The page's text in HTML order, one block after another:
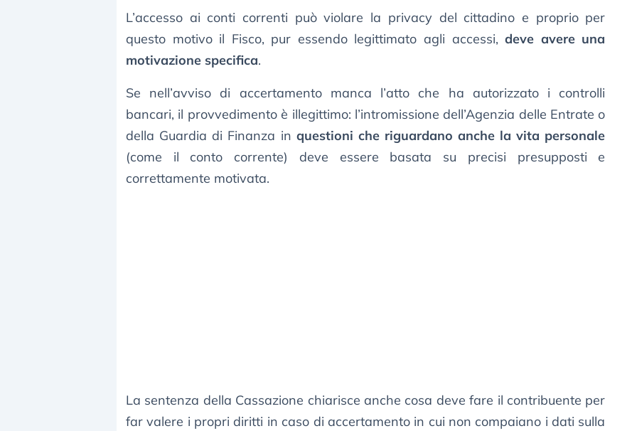
L’accesso ai conti correnti può violare la privacy del cittadino e proprio per
questo motivo il Fisco, pur essendo legittimato agli accessi,deve avere una
motivazione specifica.
Se nell’avviso di accertamento manca l’atto che ha autorizzato i controlli
bancari, il provvedimento è illegittimo: l’intromissione dell’Agenzia delle Entrate o
della Guardia di Finanza in questioni che riguardano anche la vita personale
(come il conto corrente) deve essere basata su precisi presupposti e
correttamente motivata.
La sentenza della Cassazione chiarisce anche cosa deve fare il contribuente per
far valere i propri diritti in caso di accertamento in cui non compaiano i dati sulla